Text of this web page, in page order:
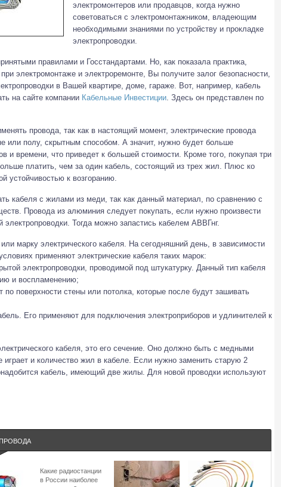
электромонтеров или продавцов, когда нужно
советоваться с электромонтажником, владеющим
необходимыми знаниями по устройству и прокладке
электропроводки.
правилами и Госстандартами. Но, как показала практика,
электромонтаже и электроремонте, Вы получите залог безопасности,
в Вашей квартире, доме, гараже. Вот, например, кабель
на сайте компании Кабельные Инвестиции. Здесь он представлен по
провода, так как в настоящий момент, электрические провода
или полу, скрытным способом. А значит, нужно будет больше
и времени, что приведет к большей стоимости. Кроме того, покупая три
платить, чем за один кабель, состоящий из трех жил. Плюс ко
устойчивостью к возгоранию.
кабеля с жилами из меди, так как данный материал, по сравнению с
Провода из алюминия следует покупать, если нужно произвести
электропроводки. Тогда можно запастись кабелем АВВГнг.
марку электрического кабеля. На сегодняшний день, в зависимости
применяют электрические кабеля таких марок:
электропроводки, проводимой под штукатурку. Данный тип кабеля
и воспламенению;
поверхности стены или потолка, которые после будут зашивать
Его применяют для подключения электроприборов и удлинителей к
кабеля, это его сечение. Оно должно быть с медными
и количество жил в кабеле. Если нужно заменить старую 2
кабель, имеющий две жилы. Для новой проводки используют
Какие радиостанции
в России наиболее